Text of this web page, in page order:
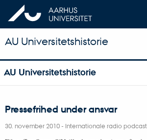
AU Universitetshistorie
AU Universitetshistorie
Pressefrihed under ansvar
30. november 2010- Internationale radio